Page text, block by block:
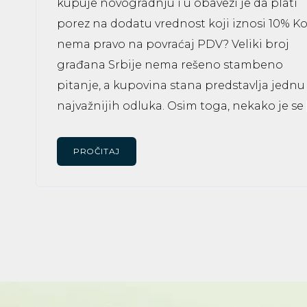
kupuje novogradnju i u obavezi je da plati
porez na dodatu vrednost koji iznosi 10% Ko
nema pravo na povraćaj PDV? Veliki broj
građana Srbije nema rešeno stambeno
pitanje, a kupovina stana predstavlja jednu
najvažnijih odluka. Osim toga, nekako je se
PROČITAJ